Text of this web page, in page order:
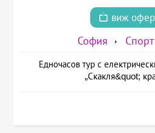
виж
София
Едночасов тур с
„Скакля&quot;